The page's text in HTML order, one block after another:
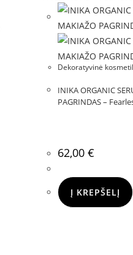
Dekoratyvinė
INIKA ORGANIC
PAGRINDAS –
62,00€
Į KREPŠELĮ